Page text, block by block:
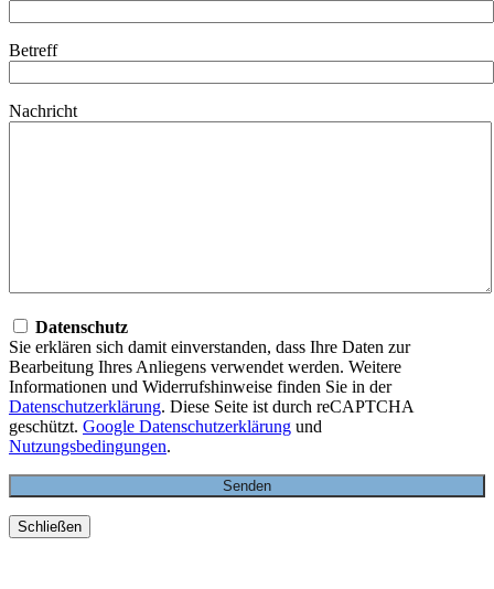
Betreff
Nachricht
Datenschutz
Sie erklären sich damit einverstanden, dass Ihre Daten zur
Bearbeitung Ihres Anliegens verwendet werden. Weitere
Informationen und Widerrufshinweise finden Sie in der
Datenschutzerklärung. Diese Seite ist durch reCAPTCHA
geschützt. Google Datenschutzerklärung und
Nutzungsbedingungen.
Schließen